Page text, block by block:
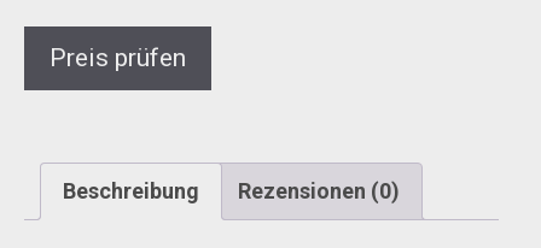
Preis prüfen
Beschreibung Rezensionen (0)